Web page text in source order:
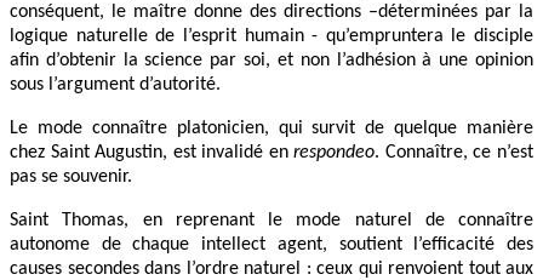
conséquent, le maître donne des directions –déterminées par la
logique naturelle de l’esprit humain - qu’empruntera le disciple
afin d’obtenir la science par soi, et non l’adhésion à une opinion
sous l’argument d’autorité.
Le mode connaître platonicien, qui survit de quelque manière
chez Saint Augustin, est invalidé enrespondeo. Connaître, ce n’est
pas se souvenir.
Saint Thomas, en reprenant le mode naturel de connaître
autonome de chaque intellect agent, soutient l’efficacité des
causes secondes dans l’ordre naturel : ceux qui renvoient tout aux